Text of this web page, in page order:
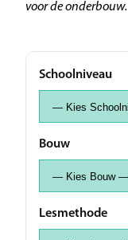
voor de onderbouw.
Schoolniveau
Bouw
Lesmethode